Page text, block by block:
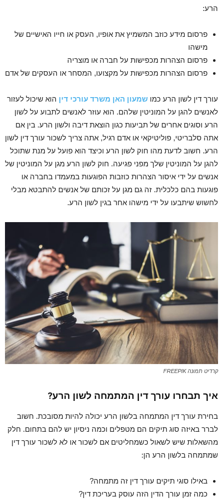
הרע:
פרסום מידע כוזב המשמיץ את אופיו, העסק או חייו האישיים של
מישהו
פרסום הצהרות מכפישות על חברה או מוצריה
פרסום הצהרות מכפישות על מקצועו, המסחר או העסקים של אדם
עורך דין לשון הרע כמו שמעון האן משרד עורכי דין הוא שיכול לעזור
לאנשים להגן על המוניטין שלהם. הוא עוזר לאנשים לתבוע על לשון
הרע וסוגים אחרים של תביעות כגון הוצאת דיבה ולשון הרע. בין אם
אתה סלבריטי, פוליטיקאי או אדם רגיל, אתה צריך לשכור עורך דין לשון
הרע. חשוב לדעת מהו חוק לשון הרע וכיצד הוא פועל על מנת שתוכל
להגן על המוניטין שלך מפני פגיעה. חוק לשון הרע מגן על המוניטין של
אנשים על ידי איסור הצהרות כוזבות הפוגעות במעמדו בחברה או
פוגעות בהם כלכלית. זה גם מגן על זכותם של אנשים להתבטא מבלי
לחשוש שיתבעו על ידי מישהו אחר בגין לשון הרע.
קרדיט תמונה FREEPIK
איך תבחרו עורך דין המתמחה לשון הרע?
בחירת עורך דין המתמחה בלשון הרע יכולה להיות מסובכת. חשוב
לברר באיזה סוג תיקים הם מטפלים וכמה ניסיון יש להם בתחום. חלק
מהשאלות שיש לשאול כשמחליטים אם לשכור או לא לשכור עורך דין
שמתמחה בלשון הרע הן:
באילו סוגי תיקים עורך דין זה מתמחה?
כמה זמן עורך הדין הזה עוסק בעריכת דין?